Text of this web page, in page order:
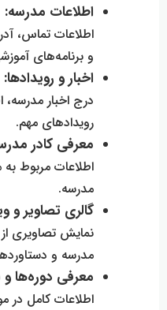
اطلاعات مدرسه:
اطلاعات تماس، آدرس،
و برنامه‌های آموزشی
اخبار و رویدادها:
درج اخبار مدرسه،
رویدادهای مهم.
معرفی کادر مدرسه:
اطلاعات مربوط به
گالری تصاویر و ویدئوها:
نمایش تصاویری از
مدرسه و دستاوردهای
معرفی دوره‌ها و
اطلاعات کامل در مورد